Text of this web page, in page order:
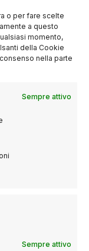
o per fare scelte
a questo
momento,
della Cookie
nella parte
Sempre attivo
Sempre attivo
del
e su ciò
nelle